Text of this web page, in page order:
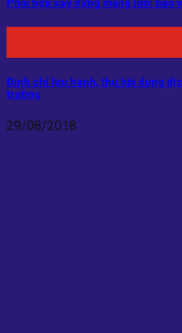
Phối hợp xây dựng mạng lưới bảo
Đình chỉ lưu hành, thu hồi dung
trường
29/08/2018